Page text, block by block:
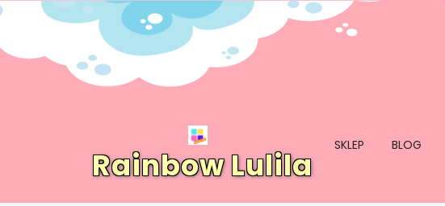
Skip
content
Rainbow Lulila
SKLEP BLOG